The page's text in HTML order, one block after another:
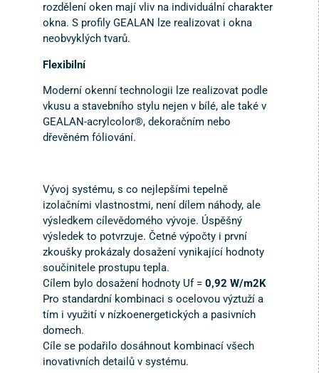
rozdělení oken mají vliv na individuální charakter
okna. S profily GEALAN lze realizovat i okna
neobvyklých tvarů.
Flexibilní
Moderní okenní technologii lze realizovat podle
vkusu a stavebního stylu nejen v bílé, ale také v
GEALAN-acrylcolor®, dekoračním nebo
dřevěném fóliování.
Vývoj systému, s co nejlepšími tepelně
izolačními vlastnostmi, není dílem náhody, ale
výsledkem cílevědomého vývoje. Úspěšný
výsledek to potvrzuje. Četné výpočty i první
zkoušky prokázaly dosažení vynikající hodnoty
součinitele prostupu tepla.
Cílem bylo dosažení hodnoty Uf = 0,92 W/m2K
Pro standardní kombinaci s ocelovou výztuží a
tím i využití v nízkoenergetických a pasivních
domech.
Cíle se podařilo dosáhnout kombinací všech
inovativních detailů v systému.